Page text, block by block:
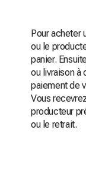
Pour acheter
ou le
panier.
ou livraison à
paiement de
Vous
producteur
ou le retrait.